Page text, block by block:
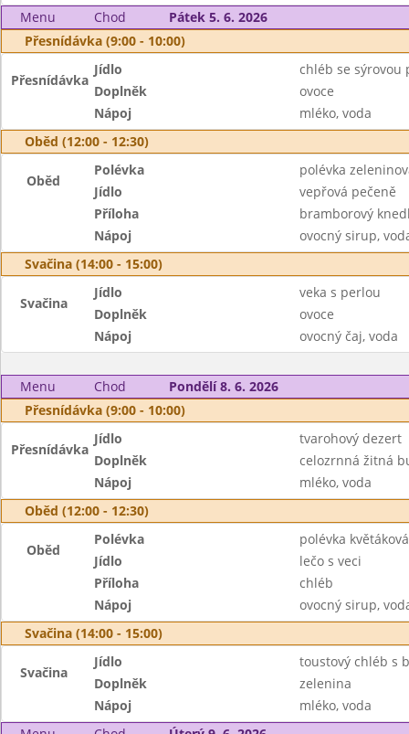
Menu
Chod
Pátek 5. 6. 2026
Přesnídávka (9:00 - 10:00)
Přesnídávka
Jídlo
chléb se sýrovou
Doplněk
ovoce
Nápoj
mléko, voda
Oběd (12:00 - 12:30)
Oběd
Polévka
polévka
Jídlo
vepřová pečeně
Příloha
bramborový
Nápoj
ovocný sirup,
Svačina (14:00 - 15:00)
Svačina
Jídlo
veka s perlou
Doplněk
ovoce
Nápoj
ovocný čaj, voda
Menu Chod
Pondělí 8. 6. 2026
Přesnídávka (9:00 - 10:00)
Přesnídávka
Jídlo
tvarohový dezert
Doplněk
celozrnná žitná
Nápoj
mléko, voda
Oběd (12:00 - 12:30)
Oběd
Polévka
polévka květáková
Jídlo
lečo s veci
Příloha
chléb
Nápoj
ovocný sirup,
Svačina (14:00 - 15:00)
Svačina
Jídlo
toustový chléb s
Doplněk
zelenina
Nápoj
mléko, voda